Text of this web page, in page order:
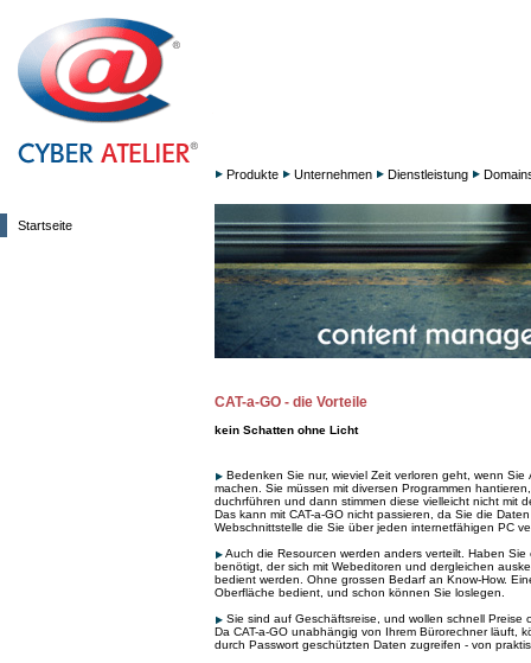
Startseite
Produkte Unternehmen Dienstleistung
CAT-a-GO - die Vorteile
kein Schatten ohne Licht
Bedenken Sie nur, wieviel Zeit verloren geht, wenn
machen. Sie müssen mit diversen Programmen
duchrführen und dann stimmen diese vielleicht nicht mit
Das kann mit CAT-a-GO nicht passieren, da Sie die
Webschnittstelle die Sie über jeden internetfähigen PC
Auch die Resourcen werden anders verteilt. Haben Sie
benötigt, der sich mit Webeditoren und dergleichen
bedient werden. Ohne grossen Bedarf an Know-How.
Oberfläche bedient, und schon können Sie loslegen.
Sie sind auf Geschäftsreise, und wollen schnell Preise
Da CAT-a-GO unabhängig von Ihrem Bürorechner läuft,
durch Passwort geschützten Daten zugreifen - von